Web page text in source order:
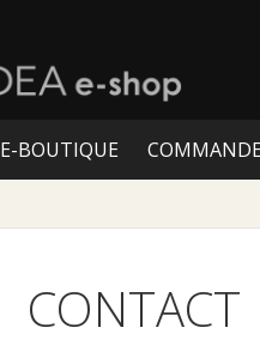
E-BOUTIQUE
CONTACT